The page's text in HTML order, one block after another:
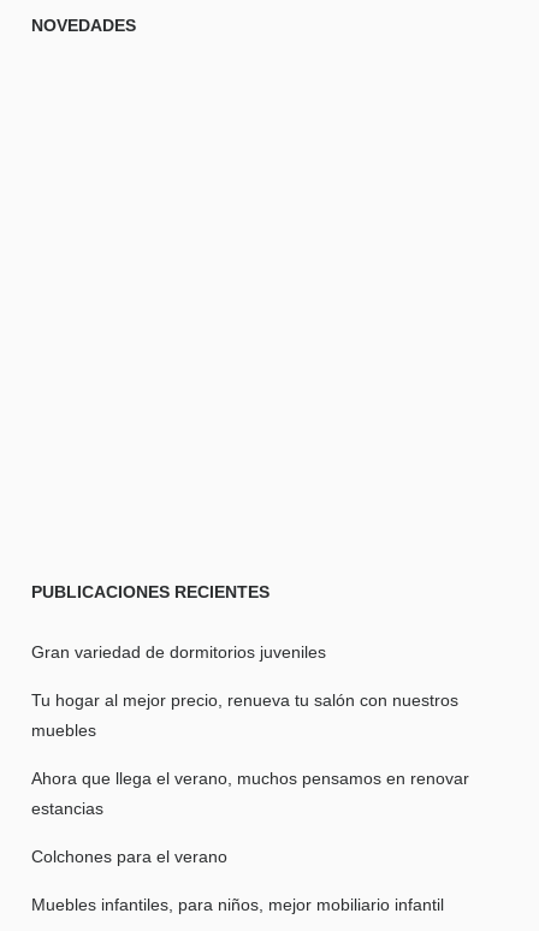
NOVEDADES
PUBLICACIONES RECIENTES
Gran variedad de dormitorios juveniles
Tu hogar al mejor precio, renueva tu salón con nuestros
muebles
Ahora que llega el verano, muchos pensamos en renovar
estancias
Colchones para el verano
Muebles infantiles, para niños, mejor mobiliario infantil